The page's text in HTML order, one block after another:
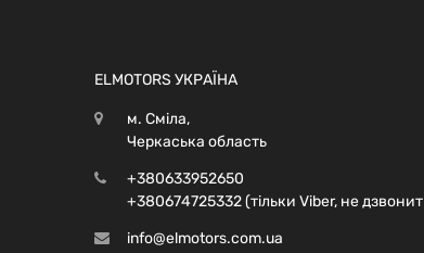
ELMOTORS УКРАЇНА
м. Сміла,
Черкаська область
+380633952650
+380674725332 (тільки Viber, не
info@elmotors.com.ua